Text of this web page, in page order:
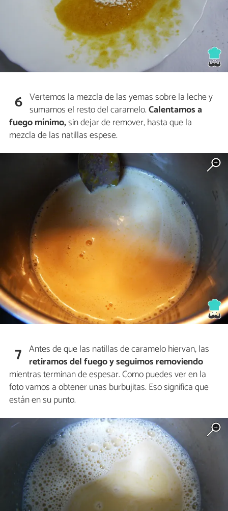
6 Vertemos la mezcla de las yemas sobre la leche y
sumamos el resto del caramelo.Calentamos a
fuego mínimo,sin dejar de remover, hasta que la
mezcla de las natillas espese.
7 Antes de que las natillas de caramelo hiervan, las
retiramos del fuego y seguimos removiendo
mientras terminan de espesar. Como puedes ver en la
foto vamos a obtener unas burbujitas. Eso significa que
están en su punto.